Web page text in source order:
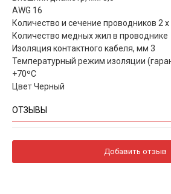
AWG 16
Количество и сечение проводников 2
Количество медных жил в проводнике
Изоляция контактного кабеля, мм 3
Температурный режим изоляции
+70ºС
Цвет Черный
ОТЗЫВЫ
Добавить отзыв